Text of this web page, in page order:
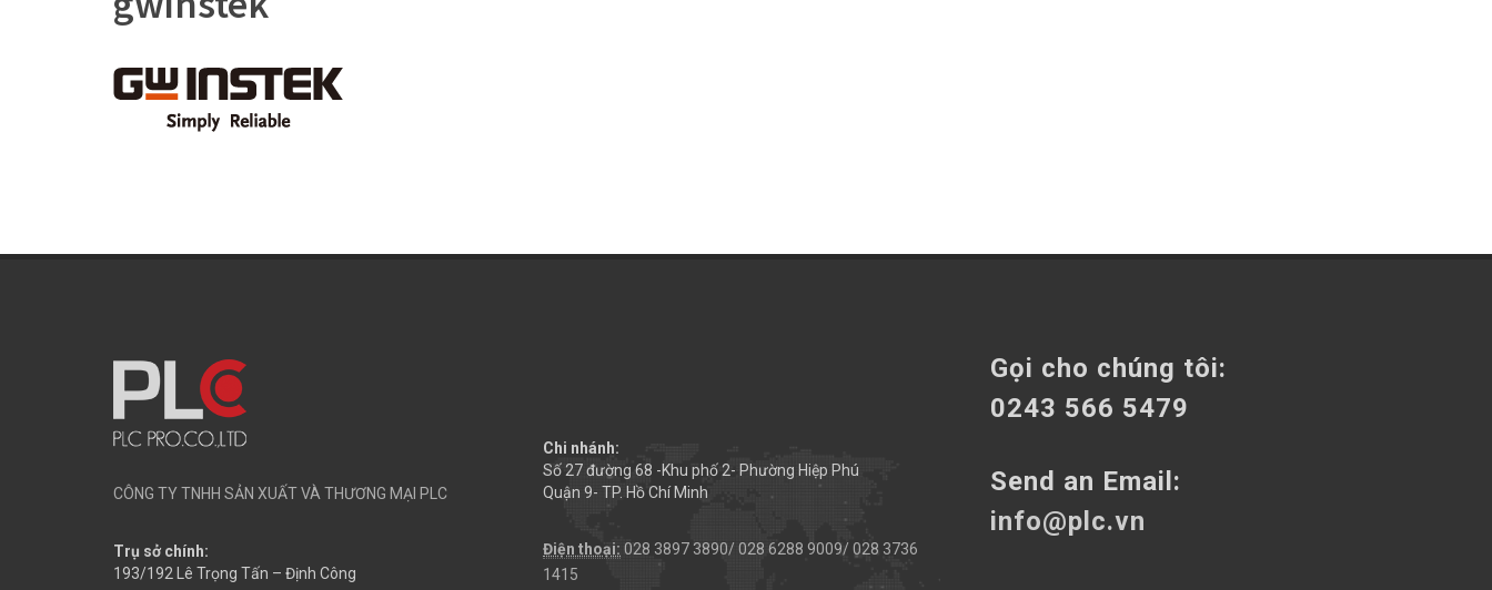
CÔNG TY TNHH SẢN XUẤT VÀ THƯƠNG MẠI PLC
Trụ sở chính:
193/192 Lê Trọng Tấn – Định Công
Chi nhánh:
Số 27 đường 68 -Khu phố 2- Phường Hiệp Phú
Quận 9- TP. Hồ Chí Minh
Điện thoại: 028 3897 3890/ 028 6288 9009/ 028 3736
1415
Gọi cho chúng tôi:
0243 566 5479
Send an Email:
info@plc.vn